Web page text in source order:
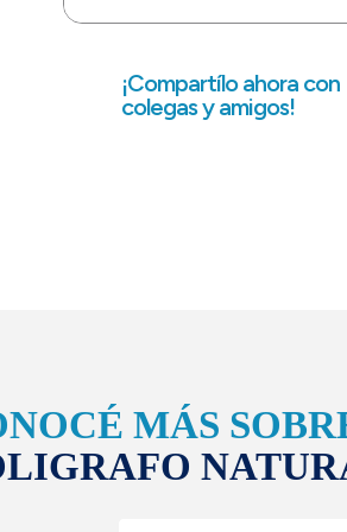
¡Compartílo ahora con
colegas y amigos!
MÁS